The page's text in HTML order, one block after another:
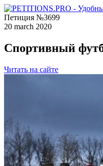
Петиция №3699
20 march 2020
Спортивный
Читать на сайте